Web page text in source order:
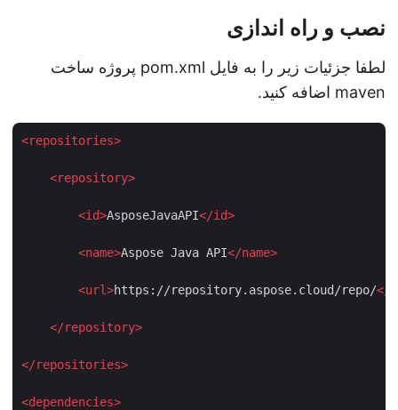
نصب و راه اندازی
لطفا جزئیات زیر را به فایل pom.xml پروژه ساخت
maven اضافه کنید.
<repositories
<repository
<id>AsposeJavaAPI</id
<name>Aspose Java API</name
<url>https://repository.aspose.cloud/repo/
</repository
</repositories
<dependencies